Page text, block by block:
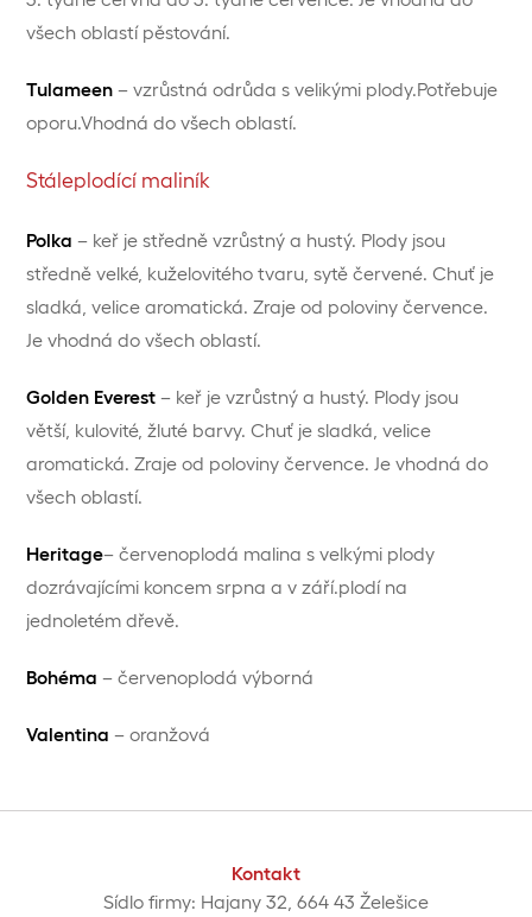
všech oblastí pěstování.
Tulameen – vzrůstná odrůda s velikými plody.Potřebuje
oporu.Vhodná do všech oblastí.
Stáleplodící maliník
Polka – keř je středně vzrůstný a hustý. Plody jsou
středně velké, kuželovitého tvaru, sytě červené. Chuť je
sladká, velice aromatická. Zraje od poloviny července.
Je vhodná do všech oblastí.
Golden Everest – keř je vzrůstný a hustý. Plody jsou
větší, kulovité, žluté barvy. Chuť je sladká, velice
aromatická. Zraje od poloviny července. Je vhodná do
všech oblastí.
Heritage– červenoplodá malina s velkými plody
dozrávajícími koncem srpna a v září.plodí na
jednoletém dřevě.
Bohéma – červenoplodá výborná
Valentina – oranžová
Kontakt
Sídlo firmy: Hajany 32, 664 43 Želešice